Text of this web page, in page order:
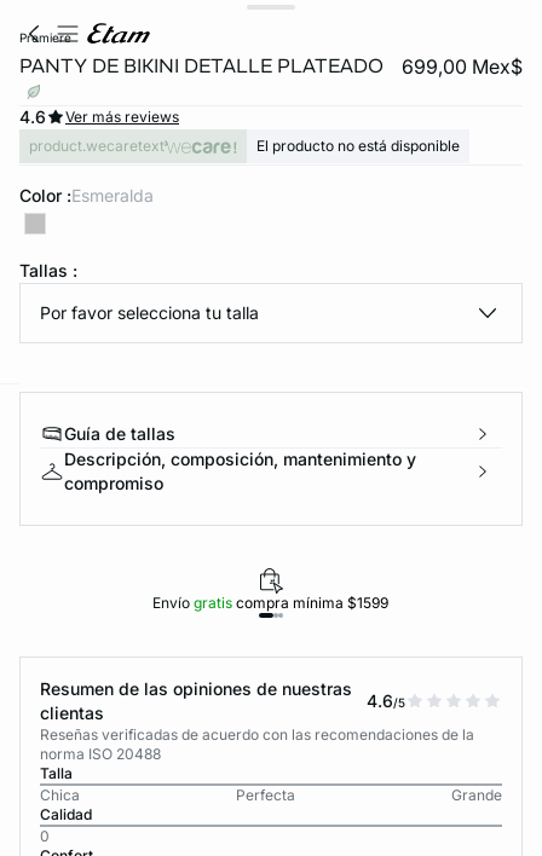
DE PANTIES
ahora
premiere
PANTY DE BIKINI DETALLE PLATEADO 699,00 Mex$
4.6
Ver más reviews
product.wecaretext
El producto no está disponible
Color : esmeralda
Tallas :
Por favor selecciona tu talla
Guía de tallas
Descripción, composición, mantenimiento y
compromiso
Envíogratiscompra mínima $1599
Resumen de las opiniones de nuestras
clientas
4.6/5
Reseñas verificadas de acuerdo con las recomendaciones de la
norma ISO 20488
Talla
Chica
Perfecta
Grande
Calidad
0